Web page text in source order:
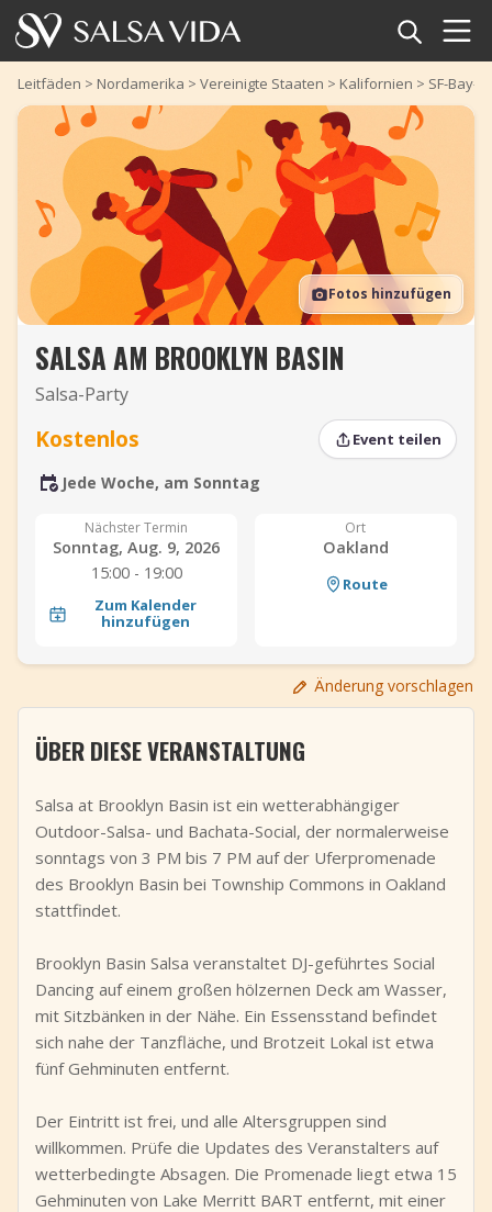
Startseite
Veranstaltungen
Nachrichten
Artikel
Videos
Salsa-Begriffe
Shop
Event hinzufügen
Leitfäden > Nordamerika > Vereinigte Staaten > Kalifornien > SF-Bay-
Fotos hinzufügen
SALSA AM BROOKLYN BASIN
Salsa-Party
Kostenlos Event teilen
Jede Woche, am Sonntag
Nächster Termin
Sonntag, Aug. 9, 2026
15:00 - 19:00
Zum Kalender
hinzufügen
Ort
Oakland
Route
Änderung vorschlagen
ÜBER DIESE VERANSTALTUNG
Salsa at Brooklyn Basin ist ein wetterabhängiger
Outdoor-Salsa- und Bachata-Social, der normalerweise
sonntags von 3 PM bis 7 PM auf der Uferpromenade
des Brooklyn Basin bei Township Commons in Oakland
stattfindet.
Brooklyn Basin Salsa veranstaltet DJ-geführtes Social
Dancing auf einem großen hölzernen Deck am Wasser,
mit Sitzbänken in der Nähe. Ein Essensstand befindet
sich nahe der Tanzfläche, und Brotzeit Lokal ist etwa
fünf Gehminuten entfernt.
Der Eintritt ist frei, und alle Altersgruppen sind
willkommen. Prüfe die Updates des Veranstalters auf
wetterbedingte Absagen. Die Promenade liegt etwa 15
Gehminuten von Lake Merritt BART entfernt, mit einer